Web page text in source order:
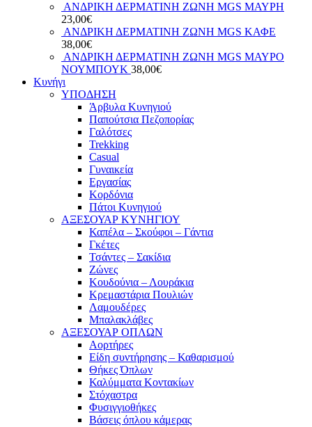
ΑΝΔΡΙΚΗ ΔΕΡΜΑΤΙΝΗ ΖΩΝΗ MGS ΜΑΥΡΗ
23,00€
ΑΝΔΡΙΚΗ ΔΕΡΜΑΤΙΝΗ ΖΩΝΗ MGS ΚΑΦΕ
38,00€
ΑΝΔΡΙΚΗ ΔΕΡΜΑΤΙΝΗ ΖΩΝΗ MGS ΜΑΥΡΟ
ΝΟΥΜΠΟΥΚ 38,00€
Κυνήγι
ΥΠΟΔΗΣΗ
Άρβυλα Κυνηγιού
Παπούτσια Πεζοπορίας
Γαλότσες
Trekking
Casual
Γυναικεία
Εργασίας
Κορδόνια
Πάτοι Κυνηγιού
ΑΞΕΣΟΥΑΡ ΚΥΝΗΓΙΟΥ
Καπέλα – Σκούφοι – Γάντια
Γκέτες
Τσάντες – Σακίδια
Ζώνες
Κουδούνια – Λουράκια
Κρεμαστάρια Πουλιών
Λαμουδέρες
Μπαλακλάβες
ΑΞΕΣΟΥΑΡ ΟΠΛΩΝ
Αορτήρες
Είδη συντήρησης – Καθαρισμού
Θήκες Όπλων
Καλύμματα Κοντακίων
Στόχαστρα
Φυσιγγιοθήκες
Βάσεις όπλου κάμερας